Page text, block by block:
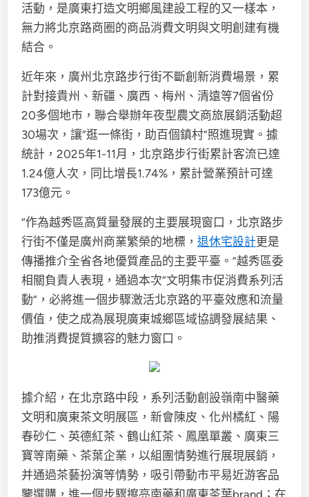
活動，是廣東打造文明鄉風建設工程的又一樣本，
無力將北京路商圈的商品消費文明與文明創建有機
結合。
近年來，廣州北京路步行街不斷創新消費場景，累
計對接貴州、新疆、廣西、梅州、清遠等7個省份
20多個地市，聯合舉辦年夜型農文商旅展銷活動超
30場次，讓“逛一條街，助百個鎮村”照進現實。據
統計，2025年1-11月，北京路步行街累計客流已達
1.24億人次，同比增長1.74%，累計營業預計可達
173億元。
“作為越秀區高質量發展的主要展現窗口，北京路步
行街不僅是廣州商業繁榮的地標，退休宅設計更是
傳播推介全省各地優質產品的主要平臺。”越秀區委
相關負責人表現，通過本次“文明集市促消費系列活
動”，必將進一個步驟激活北京路的平臺效應和流量
價值，使之成為展現廣東城鄉區域協調發展結果、
助推消費提質擴容的魅力窗口。
據介紹，在北京路中段，系列活動創設嶺南中醫藥
文明和廣東茶文明展區，新會陳皮、化州橘紅、陽
春砂仁、英德紅茶、鶴山紅茶、鳳凰單叢、廣東三
寶等南藥、茶葉企業，以組團情勢進行展現展銷，
并通過茶藝扮演等情勢，吸引帶動市平易近游客品
鑒選購，進一個步驟擦亮南藥和廣東茶葉brand；在